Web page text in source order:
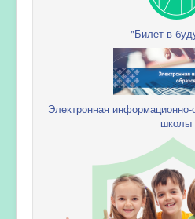
"Билет в
Электронная информационно-
школы